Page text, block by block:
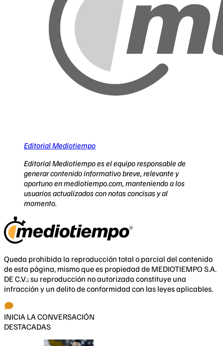
Editorial Mediotiempo
Editorial Mediotiempo es el equipo responsable de
generar contenido informativo breve, relevante y
oportuno en mediotiempo.com, manteniendo a los
usuarios actualizados con notas concisas y al
momento.
Queda prohibida la reproducción total o parcial del contenido
de esta página, mismo que es propiedad de MEDIOTIEMPO S.A.
DE C.V.; su reproducción no autorizada constituye una
infracción y un delito de conformidad con las leyes aplicables.
INICIA LA CONVERSACIÓN
DESTACADAS